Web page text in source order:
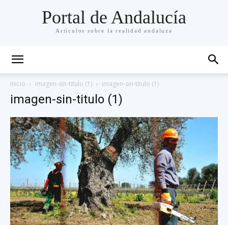
Portal de Andalucía
Artículos sobre la realidad andaluza
Inicio imagen-sin-titulo (1) imagen-sin-titulo (1)
imagen-sin-titulo (1)